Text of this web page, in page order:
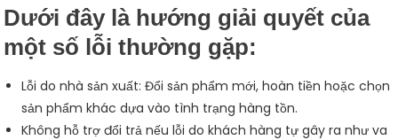
Dưới đây là hướng giải quyết của
một số lỗi thường gặp:
Lỗi do nhà sản xuất: Đổi sản phẩm mới, hoàn tiền hoặc chọn
sản phẩm khác dựa vào tình trạng hàng tồn.
Không hỗ trợ đổi trả nếu lỗi do khách hàng tự gây ra như va